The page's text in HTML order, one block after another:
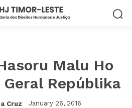
Malu Ho
Repúblika
Cruz January 26, 2016